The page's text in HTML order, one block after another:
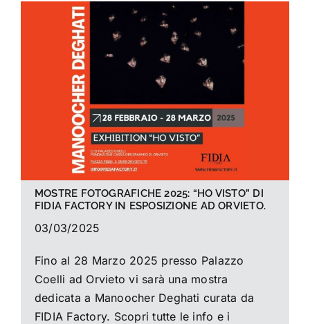
MOSTRE FOTOGRAFICHE 2025: “HO VISTO” DI
FIDIA FACTORY IN ESPOSIZIONE AD ORVIETO.
03/03/2025
Fino al 28 Marzo 2025 presso Palazzo
Coelli ad Orvieto vi sarà una mostra
dedicata a Manoocher Deghati curata da
FIDIA Factory. Scopri tutte le info e i